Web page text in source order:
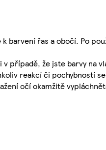
barvení řas a obočí. Po
případě, že jste barvy na
reakcí či pochybností
očí okamžitě